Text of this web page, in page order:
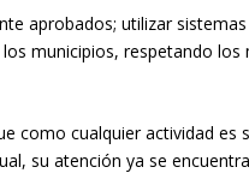
aprobados; utilizar
municipios, respetando
como cualquier actividad es
su atención ya se